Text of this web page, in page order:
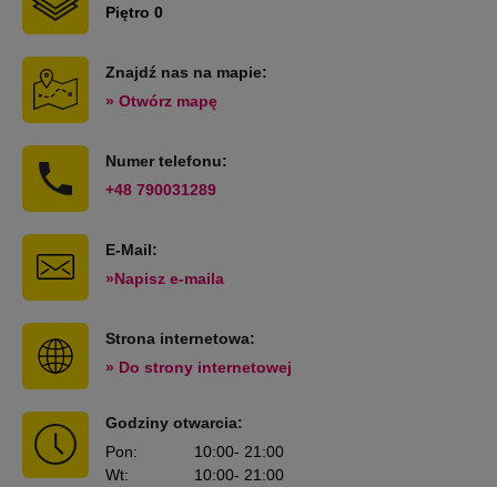
Piętro 0
Znajdź nas na mapie:
» Otwórz mapę
Numer telefonu:
+48 790031289
E-Mail:
»Napisz e-maila
Strona internetowa:
» Do strony internetowej
Godziny otwarcia:
Pon: 10:00- 21:00
Wt: 10:00- 21:00